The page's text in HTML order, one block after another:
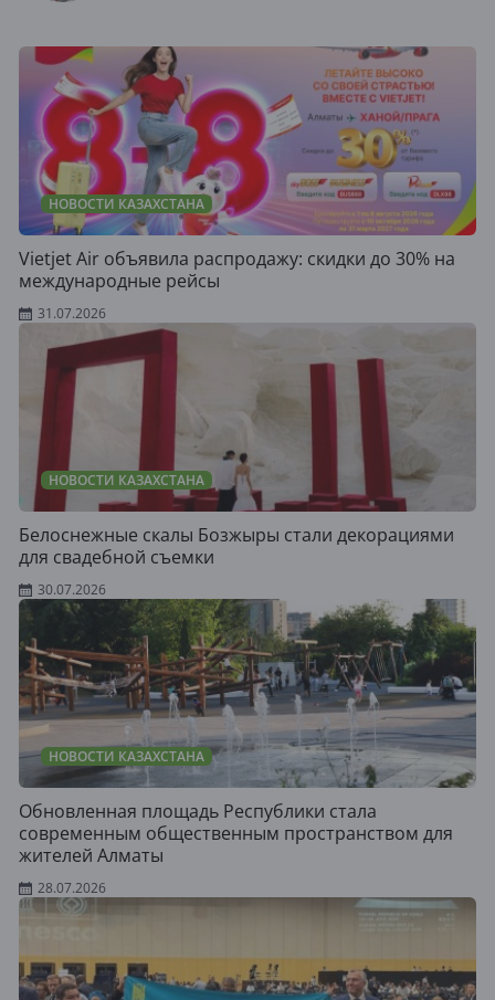
НОВОСТИ КАЗАХСТАНА
Vietjet Air объявила распродажу: скидки до 30% на
международные рейсы
31.07.2026
НОВОСТИ КАЗАХСТАНА
Белоснежные скалы Бозжыры стали декорациями
для свадебной съемки
30.07.2026
НОВОСТИ КАЗАХСТАНА
Обновленная площадь Республики стала
современным общественным пространством для
жителей Алматы
28.07.2026